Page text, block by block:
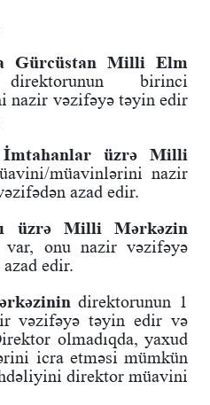
Gürcüstan Milli Elm
birinci
nazir vəzifəyə təyin edir
İmtahanlar üzrə Milli
müavinlərini nazir
azad edir.
üzrə Milli Mərkəzin
var, onu nazir vəzifəyə
edir.
direktorunun 1
vəzifəyə təyin edir və
olmadıqda, yaxud
icra etməsi mümkün
direktor müavini